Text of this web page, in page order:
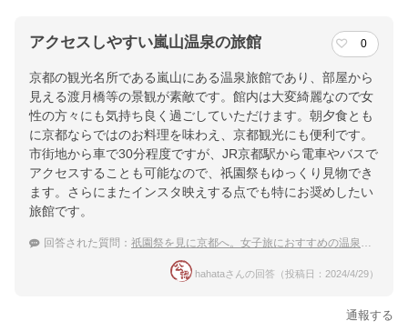
アクセスしやすい嵐山温泉の旅館 0
京都の観光名所である嵐山にある温泉旅館であり、部屋から
見える渡月橋等の景観が素敵です。館内は大変綺麗なので女
性の方々にも気持ち良く過ごしていただけます。朝夕食とも
に京都ならではのお料理を味わえ、京都観光にも便利です。
市街地から車で30分程度ですが、JR京都駅から電車やバスで
アクセスすることも可能なので、祇園祭もゆっくり見物でき
ます。さらにまたインスタ映えする点でも特にお奨めしたい
旅館です。
回答された質問： 祇園祭を見に京都へ。女子旅におすすめの温泉宿に泊まりたい！
hahataさんの回答（投稿日：2024/4/29）
通報する